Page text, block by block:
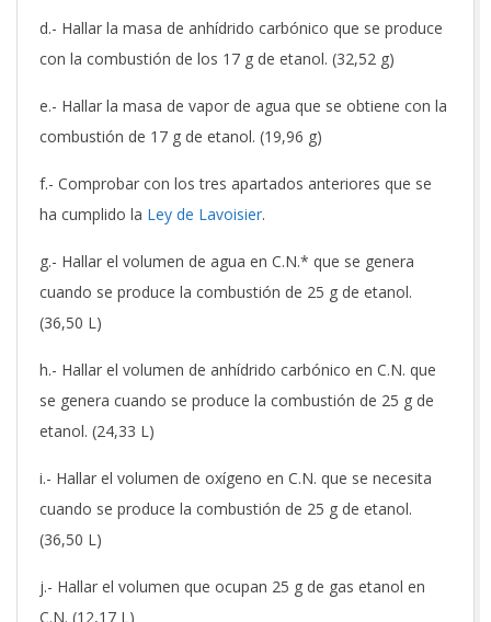
d.- Hallar la masa de anhídrido carbónico que se produce
con la combustión de los 17 g de etanol. (32,52 g)
e.- Hallar la masa de vapor de agua que se obtiene con la
combustión de 17 g de etanol. (19,96 g)
f.- Comprobar con los tres apartados anteriores que se
ha cumplido la Ley de Lavoisier.
g.- Hallar el volumen de agua en C.N.* que se genera
cuando se produce la combustión de 25 g de etanol.
(36,50 L)
h.- Hallar el volumen de anhídrido carbónico en C.N. que
se genera cuando se produce la combustión de 25 g de
etanol. (24,33 L)
i.- Hallar el volumen de oxígeno en C.N. que se necesita
cuando se produce la combustión de 25 g de etanol.
(36,50 L)
j.- Hallar el volumen que ocupan 25 g de gas etanol en
C.N. (12,17 L)